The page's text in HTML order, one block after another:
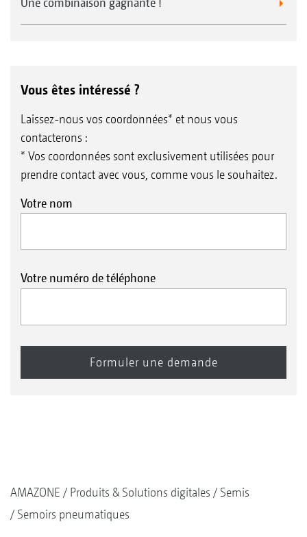
Vous êtes intéressé ?
Laissez-nous vos coordonnées* et nous vous
contacterons :
* Vos coordonnées sont exclusivement utilisées pour
prendre contact avec vous, comme vous le souhaitez.
Votre nom
Votre numéro de téléphone
AMAZONE Produits & Solutions digitales
Semis
Semoirs pneumatiques